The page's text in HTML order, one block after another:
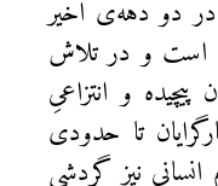
در دو دهه‌ی اخیر
است و در تلاش
و انتزاعیِ
تا حدودی
نیز گردشی